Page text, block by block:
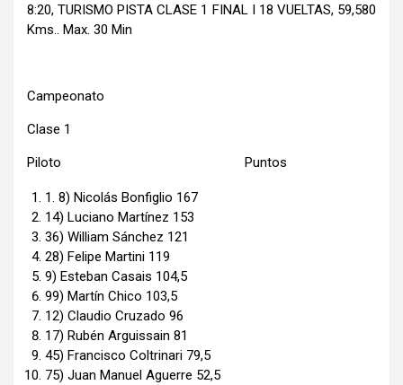
8:20, TURISMO PISTA CLASE 1 FINAL I 18 VUELTAS, 59,580
Kms.. Max. 30 Min
Campeonato
Clase 1
Piloto Puntos
1. 8) Nicolás Bonfiglio 167
14) Luciano Martínez 153
36) William Sánchez 121
28) Felipe Martini 119
9) Esteban Casais 104,5
99) Martín Chico 103,5
12) Claudio Cruzado 96
17) Rubén Arguissain 81
45) Francisco Coltrinari 79,5
75) Juan Manuel Aguerre 52,5